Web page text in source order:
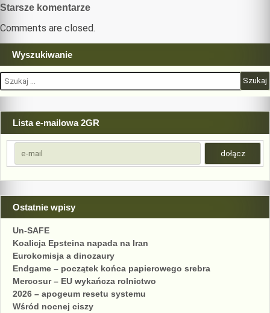
Nawigacja
komentarzy
Starsze komentarze
Comments are closed.
Wyszukiwanie
Szukaj:
Lista e-mailowa 2GR
Ostatnie wpisy
Un-SAFE
Koalicja Epsteina napada na Iran
Eurokomisja a dinozaury
Endgame – początek końca papierowego srebra
Mercosur – EU wykańcza rolnictwo
2026 – apogeum resetu systemu
Wśród nocnej ciszy